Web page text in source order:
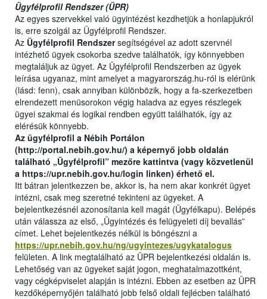
Ügyfélprofil Rendszer (ÜPR)
Az egyes szervekkel való ügyintézést kezdhetjük a honlapjukról
is, erre szolgál az Ügyfélprofil Rendszer.
Az Ügyfélprofil Rendszersegítségével az adott szervnél
intézhető ügyek csokorba szedve találhatók, így könnyebben
megtaláljuk az ügyet. Az Ügyfélprofil Rendszerben az ügyek
leírása ugyanaz, mint amelyet a magyarország.hu-ról is elérünk
(lásd: fenn), csak annyiban különbözik, hogy a fa-szerkezetben
elrendezett menüsorokon végig haladva az egyes részlegek
ügyei szakmai és logikai rendben együtt találhatók, így az
elérésük könnyebb.
Az ügyfélprofil a Nébih Portálon
(http://portal.nebih.gov.hu/) a képernyő jobb oldalán
található „Ügyfélprofil” mezőre kattintva (vagy közvetlenül
a https://upr.nebih.gov.hu/login linken) érhető el.
Itt bátran jelentkezzen be, akkor is, ha nem akar konkrét ügyet
intézni, csak meg szeretné tekinteni az ügyeket. A
bejelentkezésnél azonosítania kell magát (Ügyfélkapu). Belépés
után válassza az első, „Ügyintézés és felügyeleti díj bevallás”
címet. Lehet bejelentkezés nélkül is böngészni a
https://upr.nebih.gov.hu/ng/ugyintezes/ugykatalogus
felületen. A link megtalálható az ÜPR bejelentkezési oldalán is.
Lehetőség van az ügyeket saját jogon, meghatalmazottként,
vagy cégképviselet alapján is intézni. Ebben az esetben az ÜPR
kezdőképernyőjén található jobb felső oldali fejlécben található